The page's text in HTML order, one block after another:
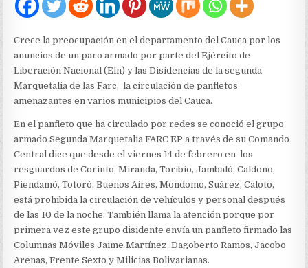
Crece la preocupación en el departamento del Cauca por los
anuncios de un paro armado por parte del Ejército de
Liberación Nacional (Eln) y las Disidencias de la segunda
Marquetalia de las Farc, la circulación de panfletos
amenazantes en varios municipios del Cauca.
En el panfleto que ha circulado por redes se conoció el grupo
armado Segunda Marquetalia FARC EP a través de su Comando
Central dice que desde el viernes 14 de febrero en los
resguardos de Corinto, Miranda, Toribio, Jambaló, Caldono,
Piendamó, Totoró, Buenos Aires, Mondomo, Suárez, Caloto,
está prohibida la circulación de vehículos y personal después
de las 10 de la noche. También llama la atención porque por
primera vez este grupo disidente envía un panfleto firmado las
Columnas Móviles Jaime Martínez, Dagoberto Ramos, Jacobo
Arenas, Frente Sexto y Milicias Bolivarianas.